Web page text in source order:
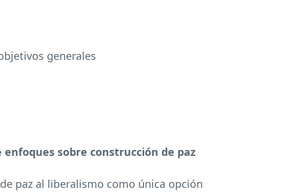
generales
sobre construcción de paz
paz al liberalismo como única opción